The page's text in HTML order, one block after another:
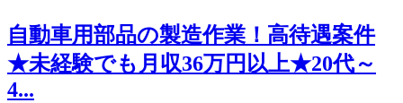
自動車用部品の製造作業！高待遇案件
★未経験でも月収36万円以上★20代～
4...